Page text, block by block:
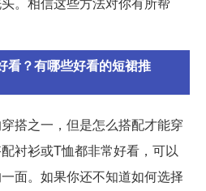
看？有哪些好看的短裙推
搭之一，但是怎么搭配才能穿
衬衫或T恤都非常好看，可以
面。如果你还不知道如何选择